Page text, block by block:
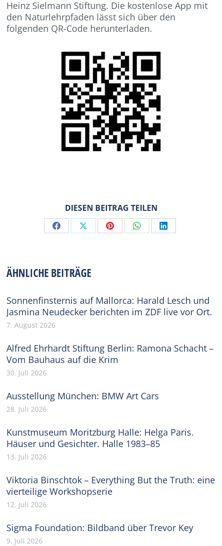
Heinz Sielmann Stiftung. Die kostenlose App mit
den Naturlehrpfaden lässt sich über den
folgenden QR-Code herunterladen.
DIESEN BEITRAG TEILEN
Share Share Share Share Share
ÄHNLICHE BEITRÄGE
Sonnenfinsternis auf Mallorca: Harald Lesch und
Jasmina Neudecker berichten im ZDF live vor Ort.
7. August 2026
Alfred Ehrhardt Stiftung Berlin: Ramona Schacht –
Vom Bauhaus auf die Krim
30. Juli 2026
Ausstellung München: BMW Art Cars
28. Juli 2026
Kunstmuseum Moritzburg Halle: Helga Paris.
Häuser und Gesichter. Halle 1983–85
13. Juli 2026
Viktoria Binschtok – Everything But the Truth: eine
vierteilige Workshopserie
12. Juli 2026
Sigma Foundation: Bildband über Trevor Key
9. Juli 2026